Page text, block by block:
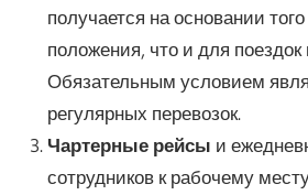
получается на основании
положения, что и для поездок
Обязательным условием
регулярных перевозок.
Чартерные рейсы и
сотрудников к рабочему